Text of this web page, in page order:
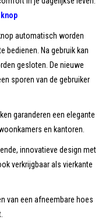
automatisch worden
bedienen. Na gebruik kan
gesloten. De nieuwe
sporen van de gebruiker
garanderen een elegante
en kantoren.
innovatieve design met
verkrijgbaar als vierkante
van een afneembare hoes